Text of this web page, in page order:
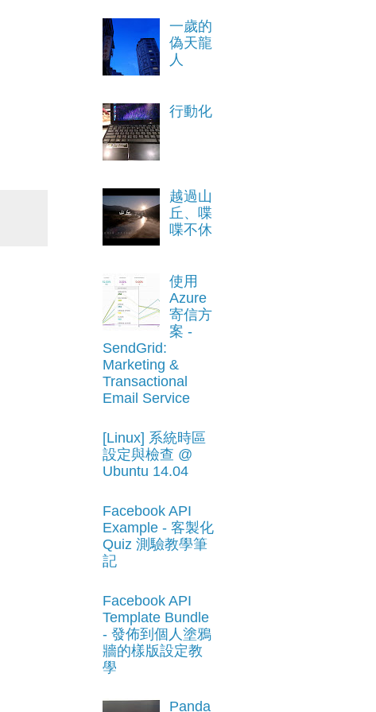
一歲的
偽天龍
人
行動化
越過山
丘、喋
喋不休
使用
Azure
寄信方
案 -
SendGrid:
Marketing &
Transactional
Email Service
[Linux] 系統時區
設定與檢查 @
Ubuntu 14.04
Facebook API
Example - 客製化
Quiz 測驗教學筆
記
Facebook API
Template Bundle
- 發佈到個人塗鴉
牆的樣版設定教
學
Panda